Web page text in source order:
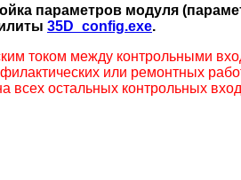
параметров модуля
35D_config.exe.
током между контрольными
или ремонтных
остальных контрольных